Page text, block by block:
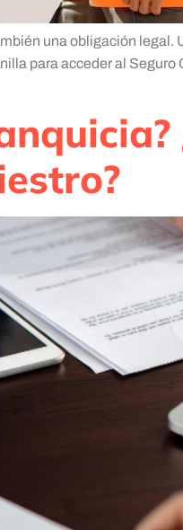
una obligación legal.
para acceder al